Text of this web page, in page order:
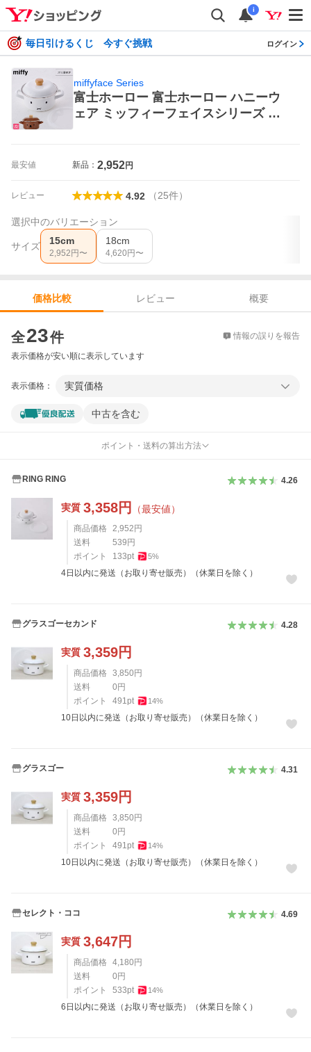
i
毎日引けるくじ 今すぐ挑戦 ログイン
miffyface Series
富士ホーロー 富士ホーロー ハニーウ
ェア ミッフィーフェイスシリーズ キ
最安値 新品： 2,952円
レビュー 4.92 （25件）
選択中のバリエーション
サイズ 15cm
2,952 円〜
18cm
4,620 円〜
価格比較 レビュー
概要
全23件 情報の誤りを報告
表示価格が安い順に表示しています
表示価格： 実質価格
中古を含む
ポイント・送料の算出方法
RING RING 4.26
実質 3,358円 （最安値）
商品価格 2,952 円
送料
539 円
ポイント
133pt 5%
4日以内に発送（お取り寄せ販売）（休業日を除く）
グラスゴーセカンド 4.28
実質 3,359円
商品価格 3,850 円
送料
0 円
ポイント
491pt 14%
10日以内に発送（お取り寄せ販売）（休業日を除く）
グラスゴー 4.31
実質 3,359円
商品価格 3,850 円
送料
0 円
ポイント
491pt 14%
10日以内に発送（お取り寄せ販売）（休業日を除く）
セレクト・ココ 4.69
実質 3,647円
商品価格 4,180 円
送料
0 円
ポイント
533pt 14%
6日以内に発送（お取り寄せ販売）（休業日を除く）